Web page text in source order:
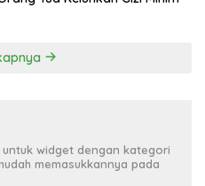
widget dengan kategori
memasukkannya pada